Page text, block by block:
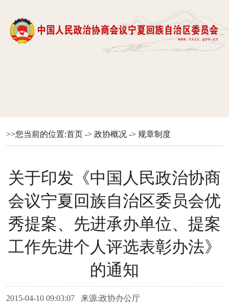
>>您当前的位置:首页 -> 政协概况 -> 规章制度
关于印发《中国人民政治协商
会议宁夏回族自治区委员会优
秀提案、先进承办单位、提案
工作先进个人评选表彰办法》
的通知
2015-04-10 09:03:07 来源:政协办公厅